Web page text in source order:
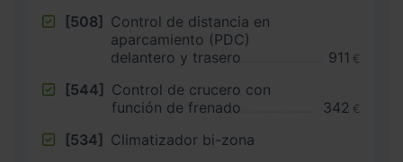
[508] Control de distancia en
aparcamiento (PDC)
delantero y trasero
911 €
[544] Control de crucero con
función de frenado
342 €
[534] Climatizador bi-zona